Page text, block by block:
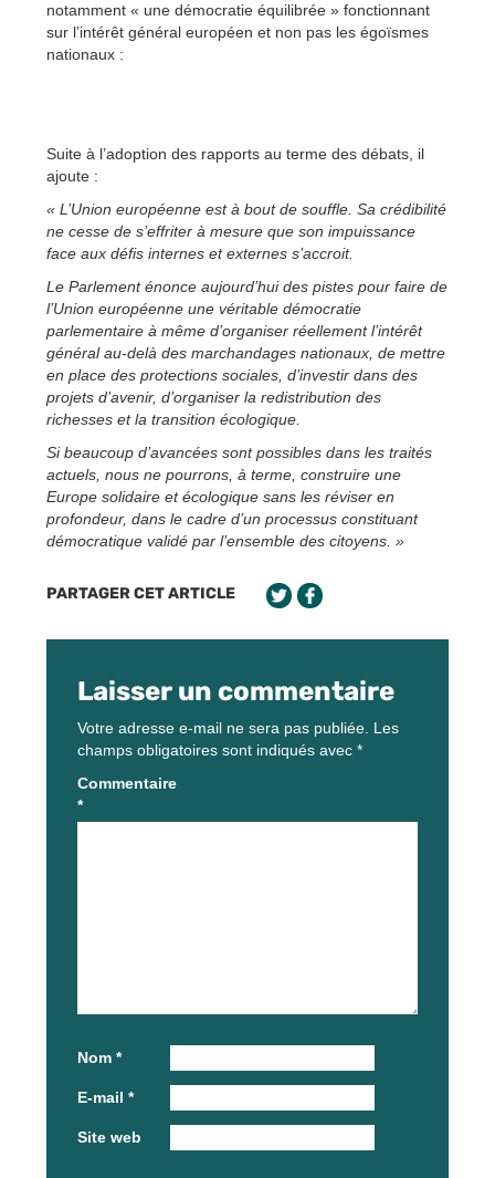
notamment « une démocratie équilibrée » fonctionnant
sur l’intérêt général européen et non pas les égoïsmes
nationaux :
Suite à l’adoption des rapports au terme des débats, il
ajoute :
« L’Union européenne est à bout de souffle. Sa crédibilité
ne cesse de s’effriter à mesure que son impuissance
face aux défis internes et externes s’accroit.
Le Parlement énonce aujourd’hui des pistes pour faire de
l’Union européenne une véritable démocratie
parlementaire à même d’organiser réellement l’intérêt
général au-delà des marchandages nationaux, de mettre
en place des protections sociales, d’investir dans des
projets d’avenir, d’organiser la redistribution des
richesses et la transition écologique.
Si beaucoup d’avancées sont possibles dans les traités
actuels, nous ne pourrons, à terme, construire une
Europe solidaire et écologique sans les réviser en
profondeur, dans le cadre d’un processus constituant
démocratique validé par l’ensemble des citoyens. »
PARTAGER CET ARTICLE
Laisser un commentaire
Votre adresse e-mail ne sera pas publiée. Les
champs obligatoires sont indiqués avec *
Commentaire
*
Nom *
E-mail *
Site web